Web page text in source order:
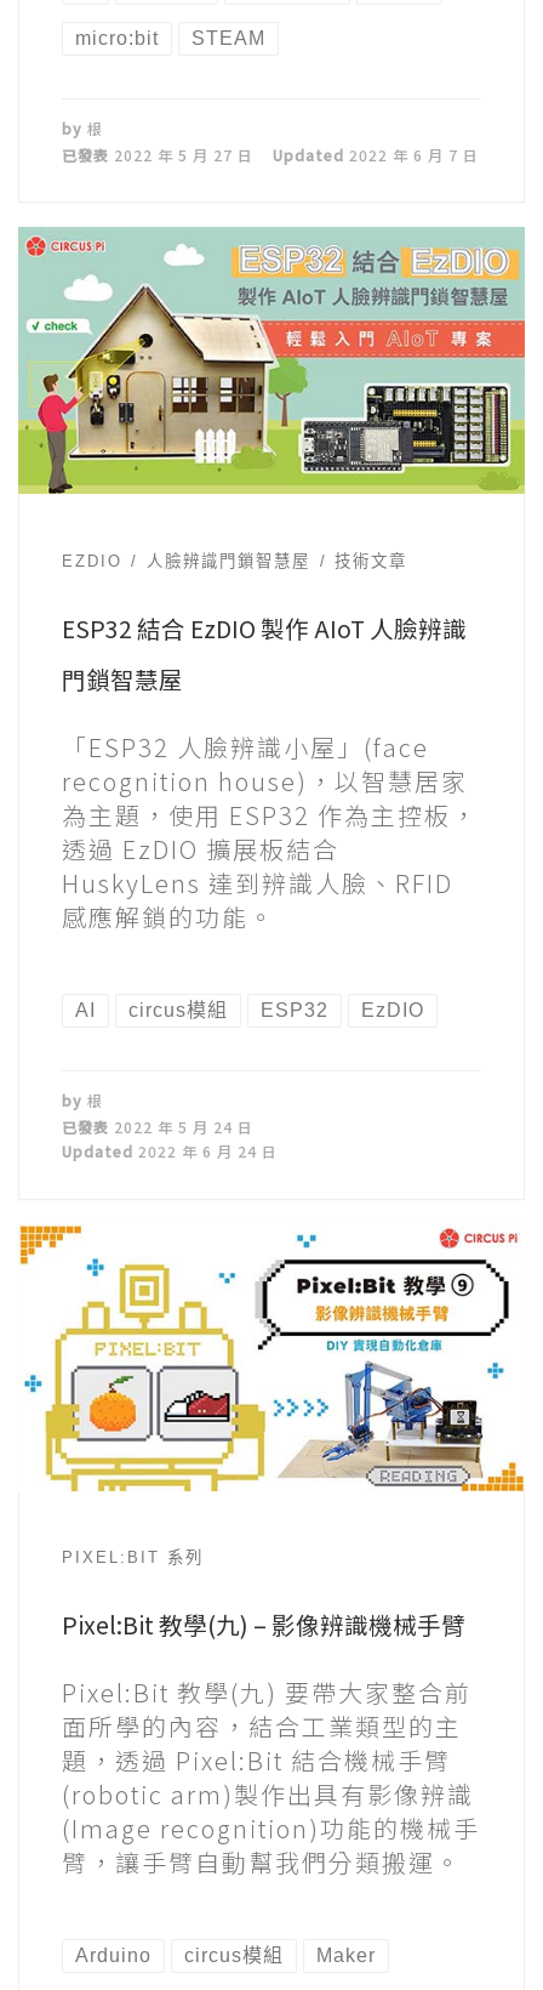
micro:bit STEAM
by 根
已發表 2022 年 5 月 27 日 Updated 2022 年 6 月 7 日
EZDIO 人臉辨識門鎖智慧屋 技術文章
ESP32 結合 EzDIO 製作 AIoT 人臉辨識
門鎖智慧屋
「ESP32 人臉辨識小屋」(face
recognition house)，以智慧居家
為主題，使用 ESP32 作為主控板，
透過 EzDIO 擴展板結合
HuskyLens 達到辨識人臉、RFID
感應解鎖的功能。
AI circus模組 ESP32 EzDIO
by 根
已發表 2022 年 5 月 24 日
Updated 2022 年 6 月 24 日
PIXEL:BIT 系列
Pixel:Bit 教學(九) – 影像辨識機械手臂
Pixel:Bit 教學(九) 要帶大家整合前
面所學的內容，結合工業類型的主
題，透過 Pixel:Bit 結合機械手臂
(robotic arm)製作出具有影像辨識
(Image recognition)功能的機械手
臂，讓手臂自動幫我們分類搬運。
Arduino circus模組 Maker